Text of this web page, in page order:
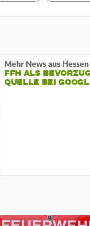
Mehr News aus Hessen
FFH ALS
QUELLE BEI